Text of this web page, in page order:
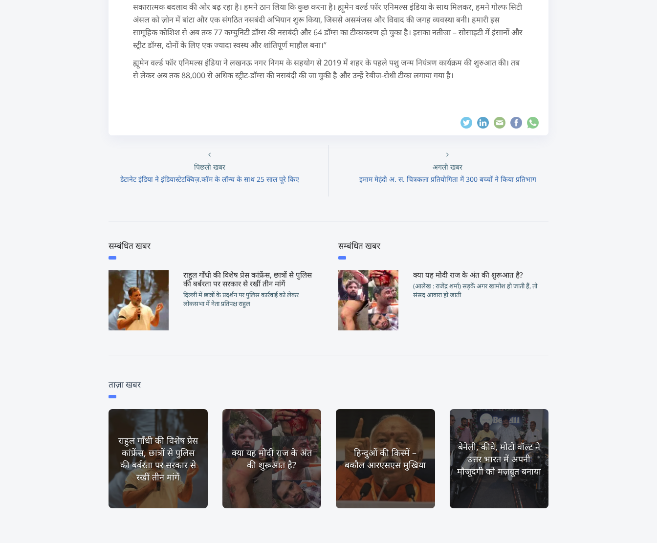
सकारात्मक बदलाव की ओर बढ़ रहा है। हमने ठान लिया कि कुछ करना है। ह्यूमेन वर्ल्ड फॉर एनिमल्स इंडिया के साथ मिलकर, हमने गोल्फ सिटी
अंसल को ज़ोन में बांटा और एक संगठित नसबंदी अभियान शुरू किया, जिससे असमंजस और विवाद की जगह व्यवस्था बनी। हमारी इस
सामूहिक कोशिश से अब तक 77 कम्युनिटी डॉग्स की नसबंदी और 64 डॉग्स का टीकाकरण हो चुका है। इसका नतीजा – सोसाइटी में इंसानों और
स्ट्रीट डॉग्स, दोनों के लिए एक ज्यादा स्वस्थ और शांतिपूर्ण माहौल बना।”
ह्यूमेन वर्ल्ड फॉर एनिमल्स इंडिया ने लखनऊ नगर निगम के सहयोग से 2019 में शहर के पहले पशु जन्म नियंत्रण कार्यक्रम की शुरुआत की। तब
से लेकर अब तक 88,000 से अधिक स्ट्रीट-डॉग्स की नसबंदी की जा चुकी है और उन्हें रेबीज-रोधी टीका लगाया गया है।
पिछली खबर
डेटानेट इंडिया ने इंडियास्टेटक्विज़.कॉम के लॉन्च के साथ 25 साल पूरे किए
अगली खबर
इमाम मेहंदी अ. स. चित्रकला प्रतियोगिता में 300 बच्चों ने किया प्रतिभाग
सम्बंधित खबर
राहुल गाँधी की विशेष प्रेस कांफ्रेंस, छात्रों से पुलिस
की बर्बरता पर सरकार से रखीं तीन मांगें
दिल्ली में छात्रों के प्रदर्शन पर पुलिस कार्रवाई को लेकर
लोकसभा में नेता प्रतिपक्ष राहुल
सम्बंधित खबर
क्या यह मोदी राज के अंत की शुरूआत है?
(आलेख : राजेंद्र शर्मा) सड़कें अगर खामोश हो जाती हैं, तो
संसद आवारा हो जाती
ताज़ा खबर
राहुल गाँधी की विशेष प्रेस
कांफ्रेंस, छात्रों से पुलिस
की बर्बरता पर सरकार से
रखीं तीन मांगें
क्या यह मोदी राज के अंत
की शुरूआत है?
हिन्दुओं की किस्में –
बकौल आरएसएस मुखिया
बेनेली, कीवे, मोटो वॉल्ट ने
उत्तर भारत में अपनी
मौजूदगी को मज़बूत बनाया